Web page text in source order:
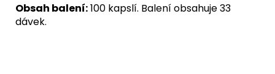
Obsah balení:100 kapslí. Balení obsahuje 33
dávek.